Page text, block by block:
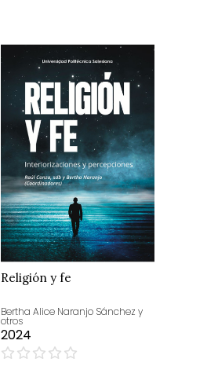
Religión y fe
Bertha Alice Naranjo Sánchez y
otros
2024